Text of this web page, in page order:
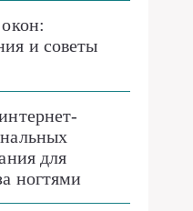
и советы
для
ногтями